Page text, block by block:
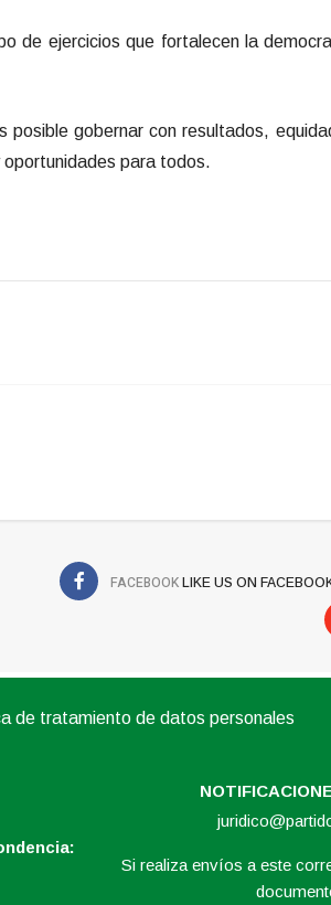
de ejercicios que fortalecen la
posible gobernar con resultados,
para todos.
FACEBOOK LIKE US ON
de tratamiento de datos personales
Si realiza envíos a este